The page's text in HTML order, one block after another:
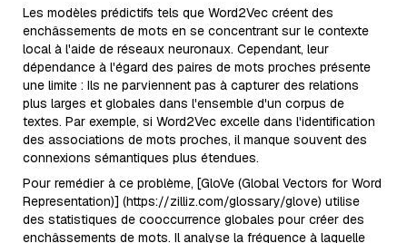
Les modèles prédictifs tels que Word2Vec créent des
enchâssements de mots en se concentrant sur le contexte
local à l'aide de réseaux neuronaux. Cependant, leur
dépendance à l'égard des paires de mots proches présente
une limite : Ils ne parviennent pas à capturer des relations
plus larges et globales dans l'ensemble d'un corpus de
textes. Par exemple, si Word2Vec excelle dans l'identification
des associations de mots proches, il manque souvent des
connexions sémantiques plus étendues.
Pour remédier à ce problème, [GloVe (Global Vectors for Word
Representation)] (https://zilliz.com/glossary/glove) utilise
des statistiques de cooccurrence globales pour créer des
enchâssements de mots. Il analyse la fréquence à laquelle